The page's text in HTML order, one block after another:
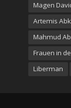
Magen
Artemis
Mahmud
Frauen in
Liberman